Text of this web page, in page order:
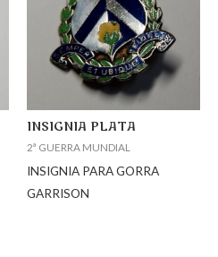
INSIGNIA PLATA
2ª GUERRA MUNDIAL
INSIGNIA PARA GORRA
GARRISON